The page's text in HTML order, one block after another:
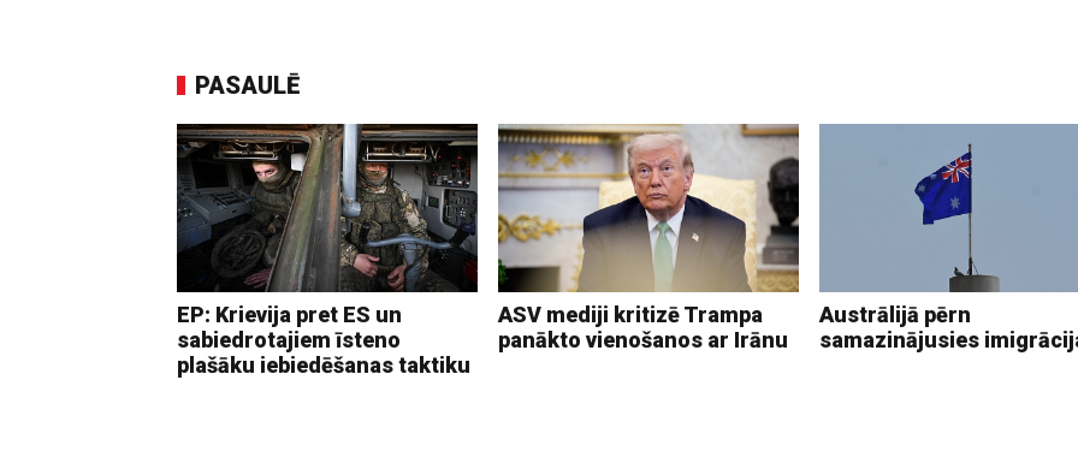
PASAULĒ
EP: Krievija pret ES un
sabiedrotajiem īsteno
plašāku iebiedēšanas taktiku
ASV mediji kritizē Trampa
panākto vienošanos ar Irānu
Austrālijā pērn
samazinājusies